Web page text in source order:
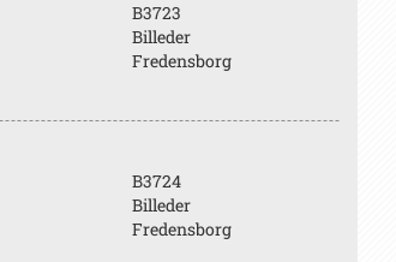
B3723
Billeder
Fredensborg
B3724
Billeder
Fredensborg